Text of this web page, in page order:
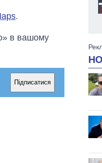
.
в вашому
Підписатися